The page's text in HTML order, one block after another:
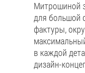
Митрошиной
для большой
фактуры,
в каждой
дизайн-